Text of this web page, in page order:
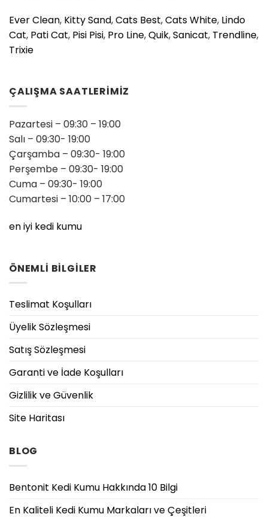
Ever Clean, Kitty Sand,Cats Best,Cats White, Lindo
Cat, Pati Cat, Pisi Pisi, Pro Line,Quik,Sanicat, Trendline,
Trixie
ÇALIŞMA SAATLERİMİZ
Pazartesi – 09:30 – 19:00
Salı – 09:30- 19:00
Çarşamba – 09:30- 19:00
Perşembe – 09:30- 19:00
Cuma – 09:30- 19:00
Cumartesi – 10:00 – 17:00
en iyi kedi kumu
ÖNEMLİ BİLGİLER
Teslimat Koşulları
Üyelik Sözleşmesi
Satış Sözleşmesi
Garanti ve İade Koşulları
Gizlilik ve Güvenlik
Site Haritası
BLOG
Bentonit Kedi Kumu Hakkında 10 Bilgi
En Kaliteli Kedi Kumu Markaları ve Çeşitleri